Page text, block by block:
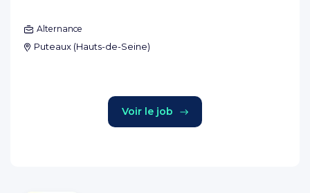
Alternance
Puteaux (Hauts-de-Seine)
Voir le job